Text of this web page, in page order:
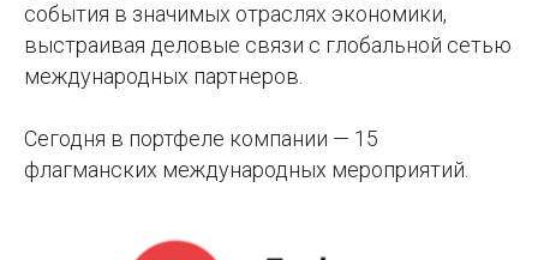
события в значимых отраслях экономики,
выстраивая деловые связи с глобальной сетью
международных партнеров.
Сегодня в портфеле компании — 15
флагманских международных мероприятий.